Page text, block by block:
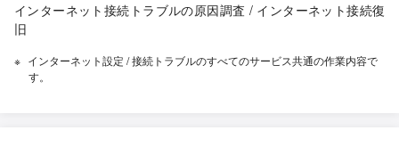
インターネット接続トラブルの原因調査 / インターネット接続復
旧
インターネット設定 / 接続トラブルのすべてのサービス共通の作業内容で
す。